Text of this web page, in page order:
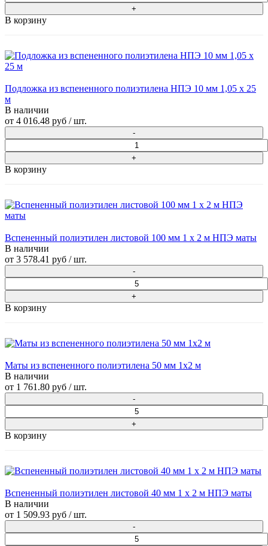
В корзину
Подложка из вспененного полиэтилена НПЭ 10 мм 1,05 х 25
м
В наличии
от 4 016.48 руб / шт.
В корзину
Вспененный полиэтилен листовой 100 мм 1 х 2 м НПЭ маты
В наличии
от 3 578.41 руб / шт.
В корзину
Маты из вспененного полиэтилена 50 мм 1x2 м
В наличии
от 1 761.80 руб / шт.
В корзину
Вспененный полиэтилен листовой 40 мм 1 х 2 м НПЭ маты
В наличии
от 1 509.93 руб / шт.